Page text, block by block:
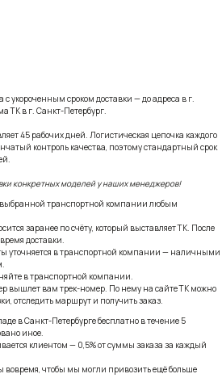
укороченным сроком доставки — до адреса в г.
ТК в г. Санкт-Петербург.
45 рабочих дней. Логистическая цепочка каждого
контроль качества, поэтому стандартный срок
конкретных моделей у наших менеджеров!
транспортной компании любым
заранее по счёту, который выставляет ТК. После
доставки.
уточняется в транспортной компании — наличными
в транспортной компании.
вышлет вам трек-номер. По нему на сайте ТК можно
отследить маршрут и получить заказ.
в Санкт-Петербурге бесплатно в течение 5
иное.
клиентом — 0,5% от суммы заказа за каждый
вовремя, чтобы мы могли привозить ещё больше